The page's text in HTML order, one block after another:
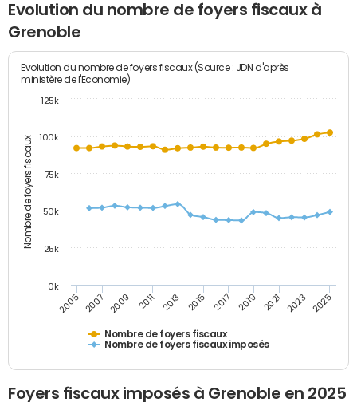
Evolution du nombre de foyers fiscaux à
Grenoble
Nombre de foyers fiscaux
Evolution du nombre de foyers fiscaux (Source : JDN d'après
ministère de l'Economie)
Nombre de foyers fiscaux
Nombre de foyers fiscaux imposés
2005 2007 2009 2011 2013 2015 2017 2019 2021 2023 2025
0k
25k
50k
75k
100k
125k
Foyers fiscaux imposés à Grenoble en 2025